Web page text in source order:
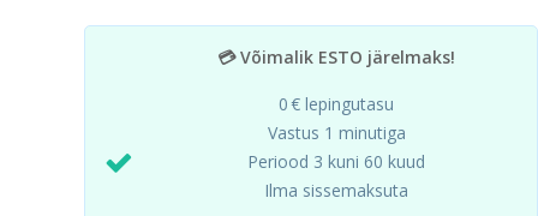
💳 Võimalik ESTO järelmaks!
0 € lepingutasu
Vastus 1 minutiga
Periood 3 kuni 60 kuud
Ilma sissemaksuta